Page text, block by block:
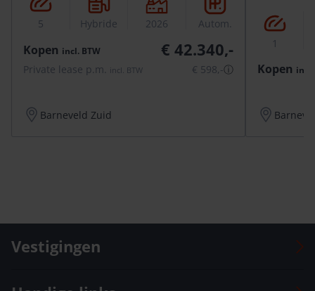
5 Hybride 2026 Autom.
Kopen incl. BTW € 42.340,-
Private lease p.m. incl. BTW € 598,-ⓘ
Barneveld Zuid
1
Kopen incl.
Vestigingen